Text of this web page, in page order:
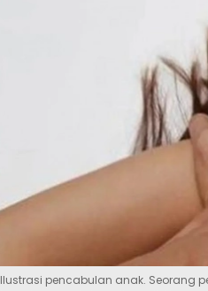
Ilustrasi pencabulan anak. Seorang